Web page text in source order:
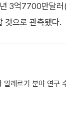
3억7700만달
으로 관측됐다.
레르기 분야 연구